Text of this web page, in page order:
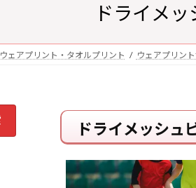
ドライメ
ウェアプリント・タオルプリント ウェアプリン
ドライメッシュ